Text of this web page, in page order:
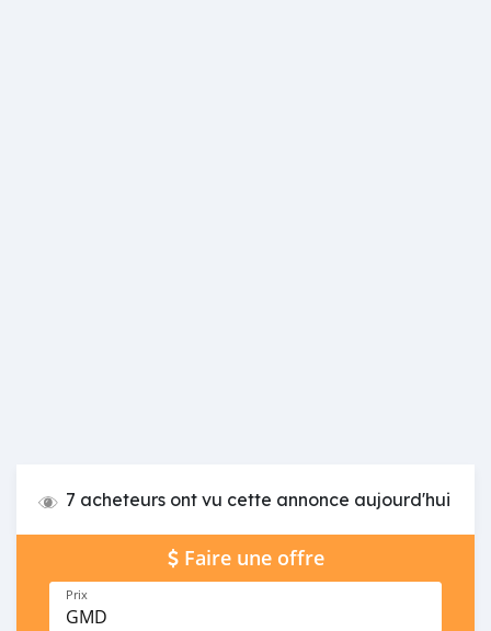
7 acheteurs ont vu cette annonce aujourd'hui
Faire une offre
Prix
GMD